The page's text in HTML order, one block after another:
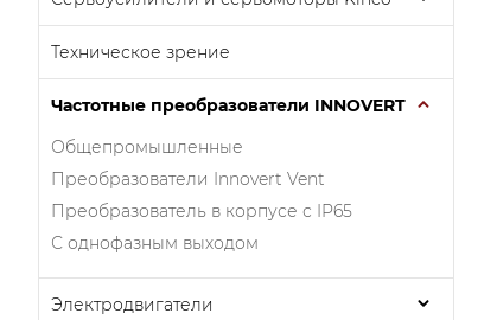
Техническое зрение
Частотные преобразователи INNOVERT
Общепромышленные
Преобразователи Innovert Vent
Преобразователь в корпусе с IP65
С однофазным выходом
Электродвигатели